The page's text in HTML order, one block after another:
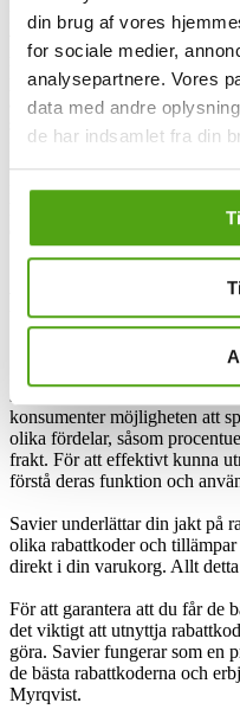
din brug af vores
for sociale medier,
analysepartnere. Vores
data med andre
de har indsamlet fra din
Myrqvist kan även ha ett
vid varje köp. Poängen kan
rabatter. För studenter kan det
procentuell avdrag på alla
av en födelsedagsrabatt.
shoppinghändelser, som
fantastiska erbjudanden för
Denna typ av flashförsäljning
fynd under en begränsad
kunder, erbjuder Myrqvist en
Få rabatt på
spelar en avgörande roll i
konsumenter möjligheten att
olika fördelar, såsom
frakt. För att effektivt kunna
förstå deras funktion och
Savier underlättar din jakt på
olika rabattkoder och tillämpar
direkt i din varukorg. Allt
För att garantera att du får de
det viktigt att utnyttja
göra. Savier fungerar som en
de bästa rabattkoderna och
Myrqvist.